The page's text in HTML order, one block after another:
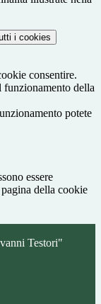
i cookies
consentire.
funzionamento della
potete
essere
della cookie
Testori"